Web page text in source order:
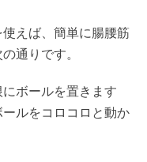
えば、簡単に腸腰筋
通りです。
ボールを置きます
ルをコロコロと動か